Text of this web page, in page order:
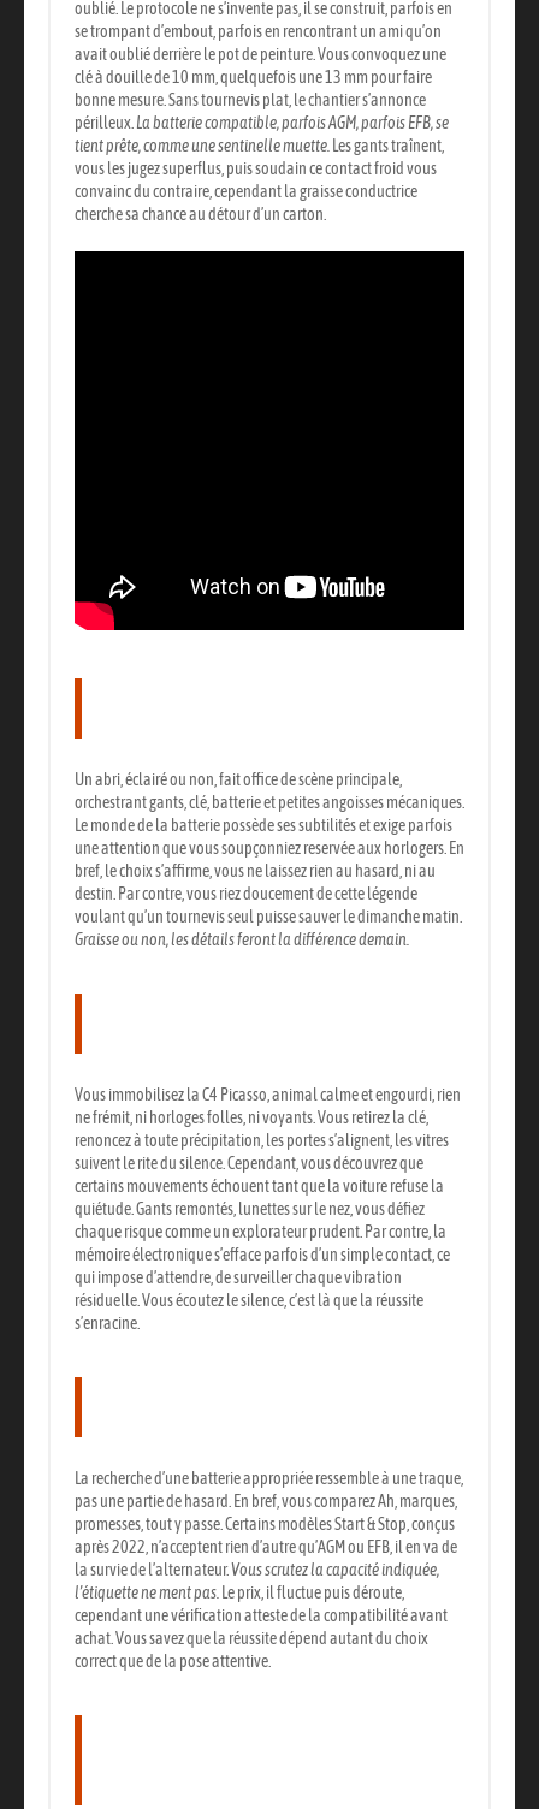
oublié. Le protocole ne s’invente pas, il se construit, parfois en
se trompant d’embout, parfois en rencontrant un ami qu’on
avait oublié derrière le pot de peinture. Vous convoquez une
clé à douille de 10 mm, quelquefois une 13 mm pour faire
bonne mesure. Sans tournevis plat, le chantier s’annonce
périlleux. La batterie compatible, parfois AGM, parfois EFB, se
tient prête, comme une sentinelle muette. Les gants traînent,
vous les jugez superflus, puis soudain ce contact froid vous
convainc du contraire, cependant la graisse conductrice
cherche sa chance au détour d’un carton.
Un abri, éclairé ou non, fait office de scène principale,
orchestrant gants, clé, batterie et petites angoisses mécaniques.
Le monde de la batterie possède ses subtilités et exige parfois
une attention que vous soupçonniez reservée aux horlogers. En
bref, le choix s’affirme, vous ne laissez rien au hasard, ni au
destin. Par contre, vous riez doucement de cette légende
voulant qu’un tournevis seul puisse sauver le dimanche matin.
Graisse ou non, les détails feront la différence demain.
Vous immobilisez la C4 Picasso, animal calme et engourdi, rien
ne frémit, ni horloges folles, ni voyants. Vous retirez la clé,
renoncez à toute précipitation, les portes s’alignent, les vitres
suivent le rite du silence. Cependant, vous découvrez que
certains mouvements échouent tant que la voiture refuse la
quiétude. Gants remontés, lunettes sur le nez, vous défiez
chaque risque comme un explorateur prudent. Par contre, la
mémoire électronique s’efface parfois d’un simple contact, ce
qui impose d’attendre, de surveiller chaque vibration
résiduelle. Vous écoutez le silence, c’est là que la réussite
s’enracine.
La recherche d’une batterie appropriée ressemble à une traque,
pas une partie de hasard. En bref, vous comparez Ah, marques,
promesses, tout y passe. Certains modèles Start & Stop, conçus
après 2022, n’acceptent rien d’autre qu’AGM ou EFB, il en va de
la survie de l’alternateur.Vous scrutez la capacité indiquée,
l’étiquette ne ment pas. Le prix, il fluctue puis déroute,
cependant une vérification atteste de la compatibilité avant
achat. Vous savez que la réussite dépend autant du choix
correct que de la pose attentive.